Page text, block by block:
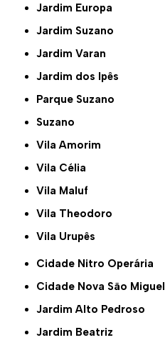
Jardim Europa
Jardim Suzano
Jardim Varan
Jardim dos Ipês
Parque Suzano
Suzano
Vila Amorim
Vila Célia
Vila Maluf
Vila Theodoro
Vila Urupês
Cidade Nitro Operária
Cidade Nova São Miguel
Jardim Alto Pedroso
Jardim Beatriz